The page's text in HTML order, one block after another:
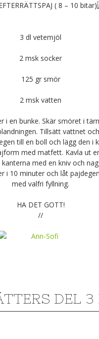
( 8 – 10 bitar)
3 dl vetemjöl
2 msk socker
125 gr smör
2 msk vatten
i en bunke. Skär smöret i
Tillsätt vattnet
till en boll och lägg den i
med matfett. Kavla ut
med en kniv och
i 10 minuter och låt
med valfri fyllning.
HA DET GOTT!
//
DEL 3